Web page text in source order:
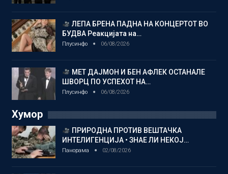
ЛЕПА БРЕНА ПАДНА НА КОНЦЕРТОТ ВО
БУДВА Реакцијата на…
Плусинфо 06/08/2026
МЕТ ДАЈМОН И БЕН АФЛЕК ОСТАНАЛЕ
ШВОРЦ ПО УСПЕХОТ НА…
Плусинфо 06/08/2026
Хумор
ПРИРОДНА ПРОТИВ ВЕШТАЧКА
ИНТЕЛИГЕНЦИЈА • ЗНАЕ ЛИ НЕКОЈ…
Панорама 02/08/2026